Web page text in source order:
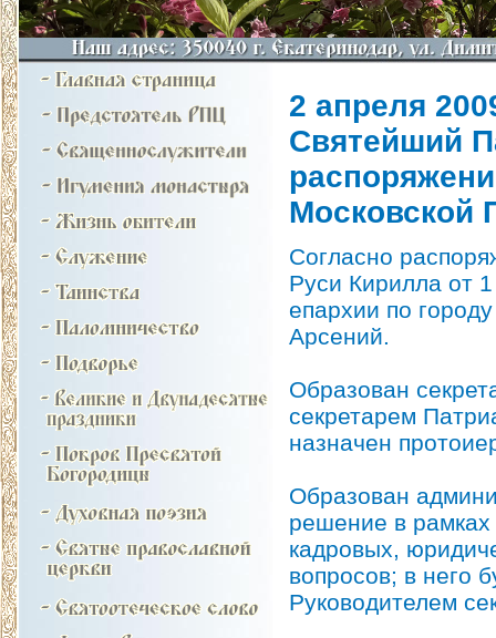
2 апреля
Святейший
Московской
Согласно
Руси Кирилла от
епархии по
Арсений.
Образован
секретарем
назначен
Образован
решение в
кадровых,
вопросов; в него
Руководителем